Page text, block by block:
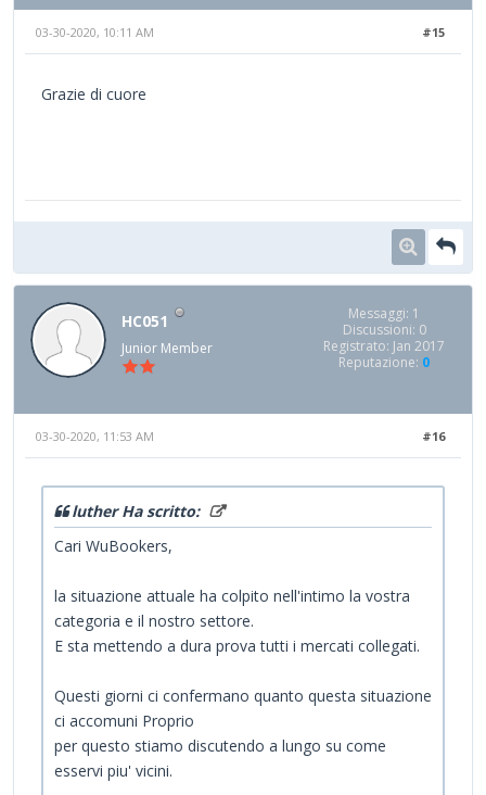
#15
03-30-2020, 10:11 AM
Grazie di cuore
HC051
Junior Member
Messaggi: 1
Discussioni: 0
Registrato: Jan 2017
Reputazione: 0
#16
03-30-2020, 11:53 AM
luther Ha scritto:
Cari WuBookers,
la situazione attuale ha colpito nell'intimo la vostra
categoria e il nostro settore.
E sta mettendo a dura prova tutti i mercati collegati.
Questi giorni ci confermano quanto questa situazione
ci accomuni Proprio
per questo stiamo discutendo a lungo su come
esservi piu' vicini.